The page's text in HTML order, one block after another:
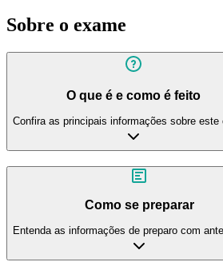
Sobre o exame
O que é e como é feito
Confira as principais informações sobre este
Como se preparar
Entenda as informações de preparo com